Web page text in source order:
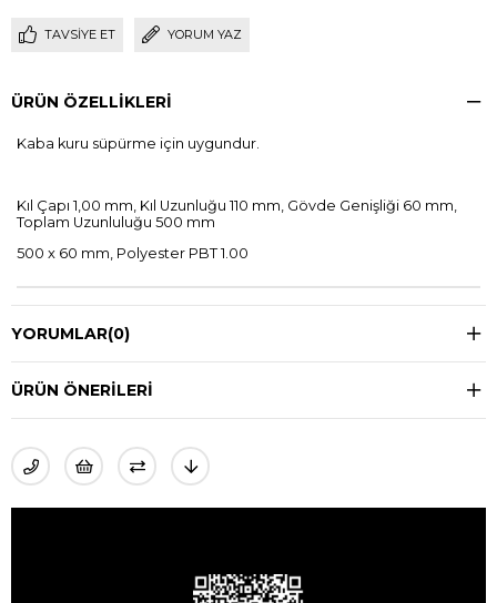
TAVSIYE ET YORUM YAZ
ÜRÜN ÖZELLIKLERI
Kaba kuru süpürme için uygundur.
Kıl Çapı 1,00 mm, Kıl Uzunluğu 110 mm, Gövde Genişliği 60 mm,
Toplam Uzunluluğu 500 mm
500 x 60 mm, Polyester PBT 1.00
YORUMLAR(0)
ÜRÜN ÖNERILERI